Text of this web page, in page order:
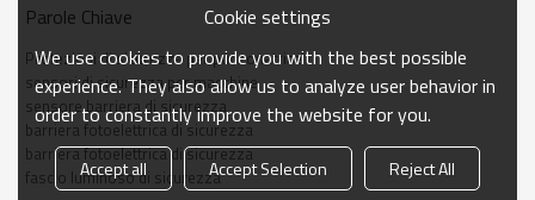
Distanza di
30-6000 mm; 30-45000 mm
Tempo di
risposta
≤15ms
Dati meccanici
Materiale
Parole Chiave
Protezioni di sicurezza per punzonatrice
sensori di sicurezza per macchine
sensore barriera di sicurezza
barriera fotoelettrica di sicurezza
barriera fotoelettrica di sicurezza
fascio luminoso di sicurezza
Cookie settings
We use cookies to provide you with the best possible
experience. They also allow us to analyze user behavior in
order to constantly improve the website for you.
Accept all Accept Selection Reject All